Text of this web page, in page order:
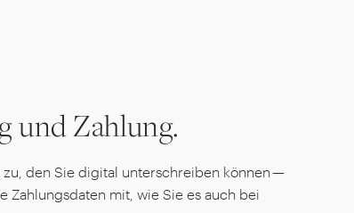
und Zahlung.
den Sie digital unterschreiben können —
Zahlungsdaten mit, wie Sie es auch bei